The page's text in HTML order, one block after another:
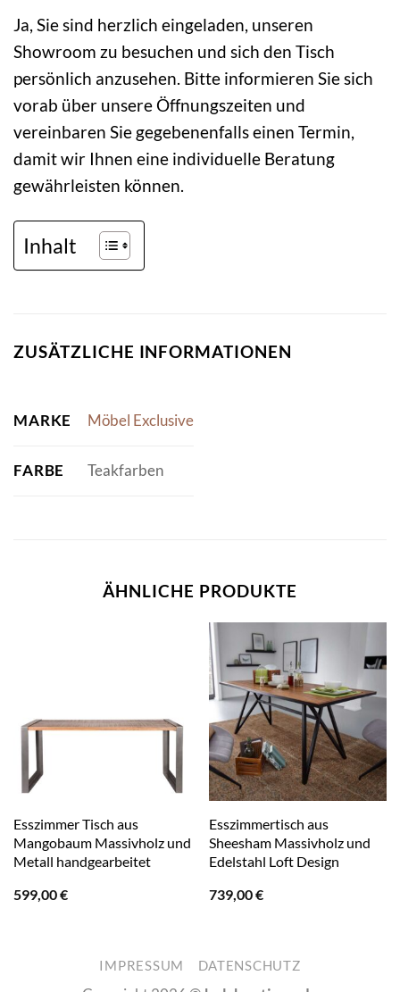
Ja, Sie sind herzlich eingeladen, unseren
Showroom zu besuchen und sich den Tisch
persönlich anzusehen. Bitte informieren Sie sich
vorab über unsere Öffnungszeiten und
vereinbaren Sie gegebenenfalls einen Termin,
damit wir Ihnen eine individuelle Beratung
gewährleisten können.
Inhalt
ZUSÄTZLICHE INFORMATIONEN
MARKE Möbel Exclusive
FARBE Teakfarben
ÄHNLICHE PRODUKTE
Esszimmer Tisch aus
Mangobaum Massivholz und
Metall handgearbeitet
599,00€
Esszimmertisch aus
Sheesham Massivholz und
Edelstahl Loft Design
739,00€
IMPRESSUM DATENSCHUTZ